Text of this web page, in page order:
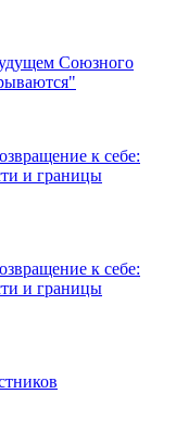
Союзного
к себе:
и границы
к себе:
и границы